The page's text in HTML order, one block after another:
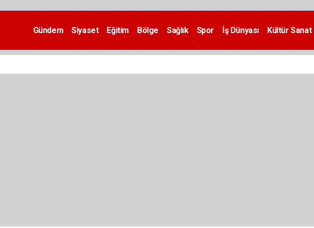
Gündem Siyaset Eğitim Bölge Sağlık Spor İş Dünyası Kültür Sanat